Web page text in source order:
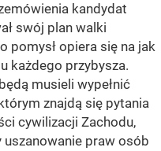
kandydat
swój plan walki
pomysł opiera się na jak
każdego przybysza.
musieli wypełnić
znajdą się pytania
cywilizacji Zachodu,
praw osób